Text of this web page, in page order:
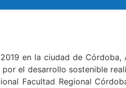
en la ciudad de Córdoba,
el desarrollo sostenible
Facultad Regional